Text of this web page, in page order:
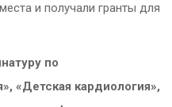
и получали гранты для
по
«Детская кардиология»,